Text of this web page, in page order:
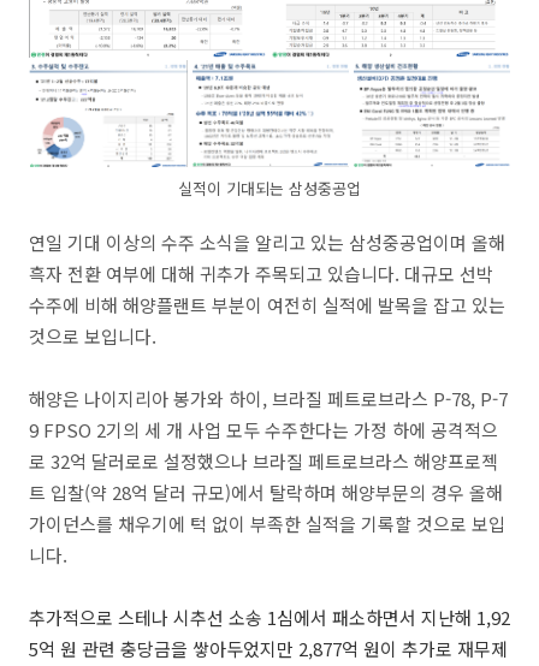
실적이 기대되는 삼성중공업
연일 기대 이상의 수주 소식을 알리고 있는 삼성중공업이며 올해
흑자 전환 여부에 대해 귀추가 주목되고 있습니다. 대규모 선박
수주에 비해 해양플랜트 부분이 여전히 실적에 발목을 잡고 있는
것으로 보입니다.
해양은 나이지리아 봉가와 하이, 브라질 페트로브라스 P-78, P-7
9 FPSO 2기의 세 개 사업 모두 수주한다는 가정 하에 공격적으
로 32억 달러로로 설정했으나 브라질 페트로브라스 해양프로젝
트 입찰(약 28억 달러 규모)에서 탈락하며 해양부문의 경우 올해
가이던스를 채우기에 턱 없이 부족한 실적을 기록할 것으로 보입
니다.
추가적으로 스테나 시추선 소송 1심에서 패소하면서 지난해 1,92
5억 원 관련 충당금을 쌓아두었지만 2,877억 원이 추가로 재무제